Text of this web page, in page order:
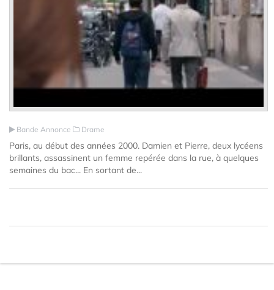
Bande Annonce Drame
Paris, au début des années 2000. Damien et Pierre, deux lycéens
brillants, assassinent un femme repérée dans la rue, à quelques
semaines du bac... En sortant de...